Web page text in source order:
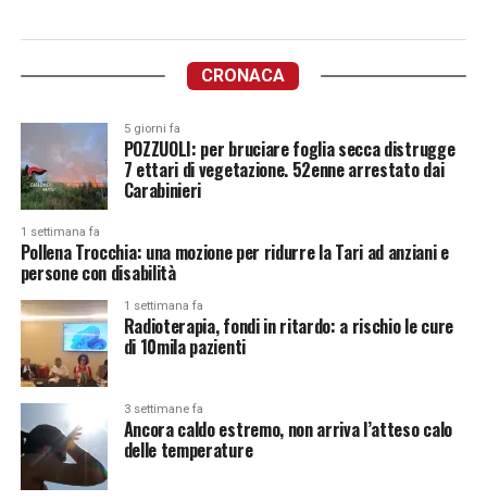
CRONACA
5 giorni fa
POZZUOLI: per bruciare foglia secca distrugge
7 ettari di vegetazione. 52enne arrestato dai
Carabinieri
1 settimana fa
Pollena Trocchia: una mozione per ridurre la Tari ad anziani e
persone con disabilità
1 settimana fa
Radioterapia, fondi in ritardo: a rischio le cure
di 10mila pazienti
3 settimane fa
Ancora caldo estremo, non arriva l’atteso calo
delle temperature